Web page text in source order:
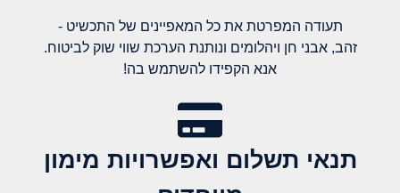
תעודה המפרטת את כל המאפיינים של התכשיט -
זהב, אבני חן ויהלומים ונותנת הערכת שווי שוק לביטוח.
אנא הקפידו להשתמש בה!
תנאי תשלום ואפשרויות מימון